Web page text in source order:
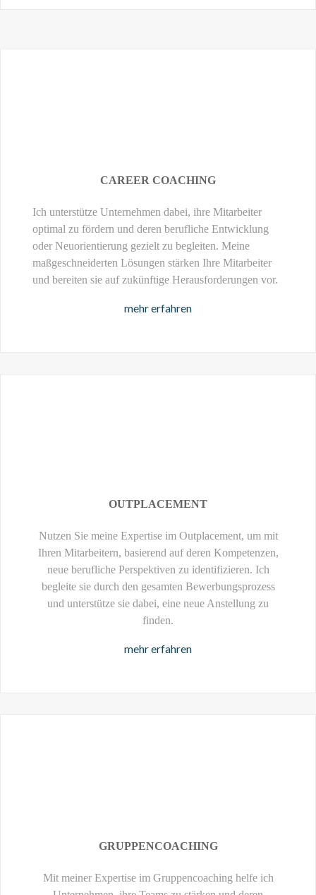
CAREER COACHING
Ich unterstütze Unternehmen dabei, ihre Mitarbeiter
optimal zu fördern und deren berufliche Entwicklung
oder Neuorientierung gezielt zu begleiten. Meine
maßgeschneiderten Lösungen stärken Ihre Mitarbeiter
und bereiten sie auf zukünftige Herausforderungen vor.
mehr erfahren
OUTPLACEMENT
Nutzen Sie meine Expertise im Outplacement, um mit
Ihren Mitarbeitern, basierend auf deren Kompetenzen,
neue berufliche Perspektiven zu identifizieren. Ich
begleite sie durch den gesamten Bewerbungsprozess
und unterstütze sie dabei, eine neue Anstellung zu
finden.
mehr erfahren
GRUPPENCOACHING
Mit meiner Expertise im Gruppencoaching helfe ich